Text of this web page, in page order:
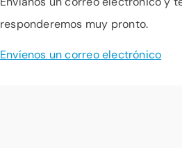
responderemos muy pronto.
Envíenos un correo electrónico